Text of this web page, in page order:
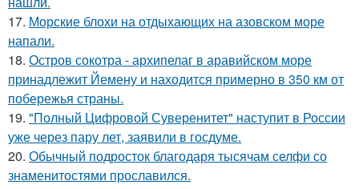
17. Морские блохи на отдыхающих на азовском море
напали.
18. Остров сокотра - архипелаг в аравийском море
принадлежит Йемену и находится примерно в 350 км от
побережья страны.
19. "Полный Цифровой Суверенитет" наступит в России
уже через пару лет, заявили в госдуме.
20. Обычный подросток благодаря тысячам селфи со
знаменитостями прославился.